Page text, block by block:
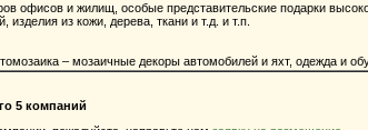
офисов и жилищ, особые представительские подарки
из кожи, дерева, ткани и т.д. и т.п.
– мозаичные декоры автомобилей и яхт, одежда и
5 компаний